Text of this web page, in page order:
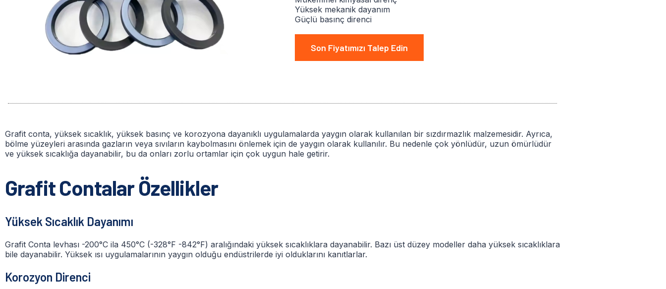
Yüksek mekanik dayanım
Güçlü basınç direnci
Son Fiyatımızı Talep Edin
Grafit conta, yüksek sıcaklık, yüksek basınç ve korozyona dayanıklı uygulamalarda yaygın olarak kullanılan bir sızdırmazlık malzemesidir. Ayrıca,
bölme yüzeyleri arasında gazların veya sıvıların kaybolmasını önlemek için de yaygın olarak kullanılır. Bu nedenle çok yönlüdür, uzun ömürlüdür
ve yüksek sıcaklığa dayanabilir, bu da onları zorlu ortamlar için çok uygun hale getirir.
Grafit Contalar Özellikler
Yüksek Sıcaklık Dayanımı
Grafit Conta levhası -200°C ila 450°C (-328°F -842°F) aralığındaki yüksek sıcaklıklara dayanabilir. Bazı üst düzey modeller daha yüksek sıcaklıklara
bile dayanabilir. Yüksek ısı uygulamalarının yaygın olduğu endüstrilerde iyi olduklarını kanıtlarlar.
Korozyon Direnci